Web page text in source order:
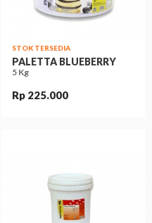
STOK TERSEDIA
PALETTA BLUEBERRY
5 Kg
Rp 225.000